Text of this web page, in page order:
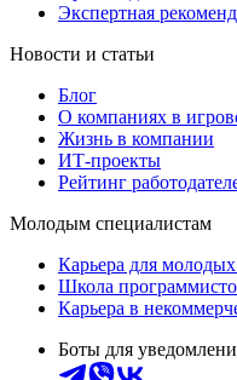
Экспертная
Новости и статьи
Блог
О компаниях в
Жизнь в компании
ИТ-проекты
Рейтинг
Молодым специалистам
Карьера для
Школа
Карьера в
Боты для